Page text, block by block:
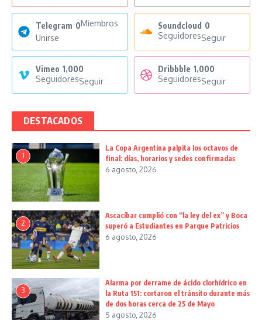
Telegram 0Miembros
Unirse
Soundcloud 0
SeguidoresSeguir
Vimeo 1,000
SeguidoresSeguir
Dribbble 1,000
SeguidoresSeguir
DESTACADOS
1
La Copa Argentina palpita los octavos de
final: días, horarios y sedes confirmadas
6 agosto, 2026
2
Ascacíbar cumplió con “la ley del ex” y Boca
superó a Estudiantes en Parque Patricios
6 agosto, 2026
3
Alarma por derrame de ácido clorhídrico en
la Ruta 151: cortaron el tránsito durante más
de dos horas cerca de 25 de Mayo
5 agosto, 2026